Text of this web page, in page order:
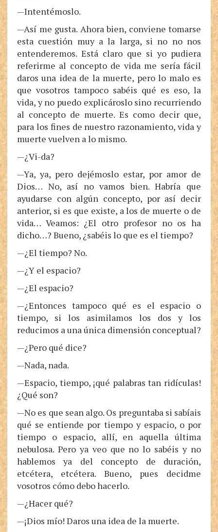
—Intentémoslo.
—Así me gusta. Ahora bien, conviene tomarse
esta cuestión muy a la larga, si no no nos
entenderemos. Está claro que si yo pudiera
referirme al concepto de vida me sería fácil
daros una idea de la muerte, pero lo malo es
que vosotros tampoco sabéis qué es eso, la
vida, y no puedo explicároslo sino recurriendo
al concepto de muerte. Es como decir que,
para los fines de nuestro razonamiento, vida y
muerte vuelven a lo mismo.
—¿Vi-da?
—Ya, ya, pero dejémoslo estar, por amor de
Dios… No, así no vamos bien. Habría que
ayudarse con algún concepto, por así decir
anterior, si es que existe, a los de muerte o de
vida… Veamos: ¿El otro profesor no os ha
dicho…? Bueno, ¿sabéis lo que es el tiempo?
—¿El tiempo? No.
—¿Y el espacio?
—¿El espacio?
—¿Entonces tampoco qué es el espacio o
tiempo, si los asimilamos los dos y los
reducimos a una única dimensión conceptual?
—¿Pero qué dice?
—Nada, nada.
—Espacio, tiempo, ¡qué palabras tan ridículas!
¿Qué son?
—No es que sean algo. Os preguntaba si sabíais
qué se entiende por tiempo y espacio, o por
tiempo o espacio, allí, en aquella última
nebulosa. Pero ya veo que no lo sabéis y no
hablemos ya del concepto de duración,
etcétera, etcétera. Bueno, pues decidme
vosotros cómo debo hacerlo.
—¿Hacer qué?
—¡Dios mío! Daros una idea de la muerte.